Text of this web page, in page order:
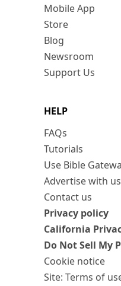
Mobile App
Store
Blog
Newsroom
Support Us
HELP
FAQs
Tutorials
Use Bible
Advertise with us
Contact us
Privacy policy
California
Do Not Sell My
Cookie notice
Site: Terms of